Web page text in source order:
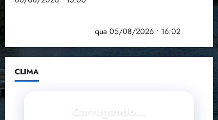
qua 05/08/2026 • 16:02
CLIMA
Carregando...